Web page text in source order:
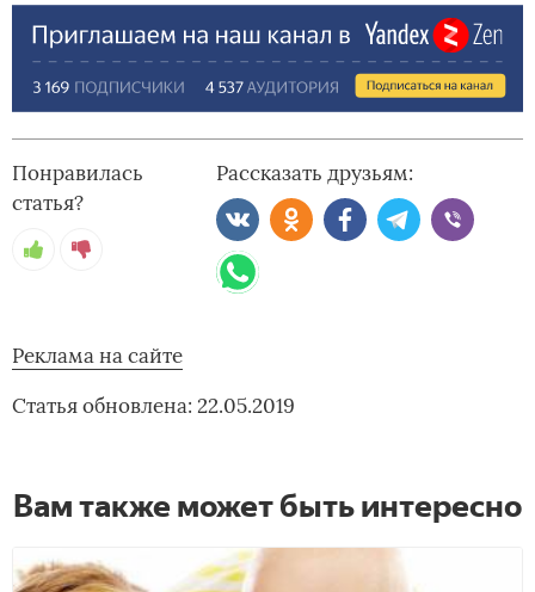
Понравилась
статья?
Рассказать друзьям:
Реклама на сайте
Статья обновлена: 22.05.2019
Вам также может быть интересно